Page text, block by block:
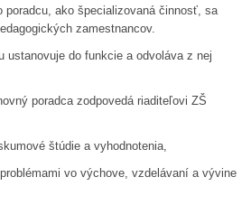
poradcu, ako špecializovaná činnosť, sa
zamestnancov.
ustanovuje do funkcie a odvoláva z nej
poradca zodpovedá riaditeľovi ZŠ
štúdie a vyhodnotenia,
vo výchove, vzdelávaní a vývine